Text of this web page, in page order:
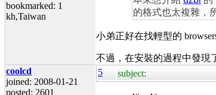
bookmarked: 1
kh,Taiwan
的格式也太複雜，
小弟正好在找輕型的
不過，在安裝的過程中發現
coolcd
joined: 2008-01-21
posted: 2601
5 subject: